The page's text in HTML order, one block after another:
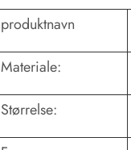
produktnavn
Materiale:
Størrelse: